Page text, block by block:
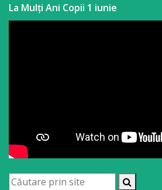
La Mulți Ani Copii 1 iunie